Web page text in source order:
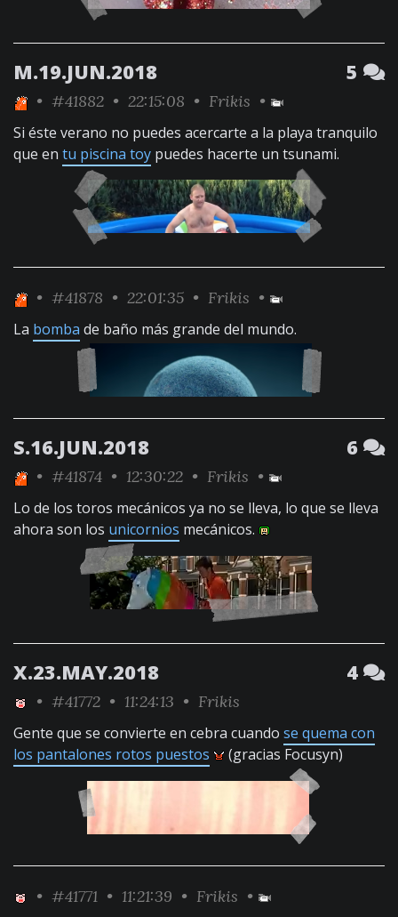
M.19.JUN.2018 5
• #41882 • 22:15:08 • Frikis •
Si éste verano no puedes acercarte a la playa tranquilo
que en tu piscina toy puedes hacerte un tsunami.
• #41878 • 22:01:35 • Frikis •
La bomba de baño más grande del mundo.
S.16.JUN.2018 6
• #41874 • 12:30:22 • Frikis •
Lo de los toros mecánicos ya no se lleva, lo que se lleva
ahora son los unicornios mecánicos.
X.23.MAY.2018 4
• #41772 • 11:24:13 • Frikis
Gente que se convierte en cebra cuando se quema con
los pantalones rotos puestos
(gracias Focusyn)
• #41771 • 11:21:39 • Frikis •